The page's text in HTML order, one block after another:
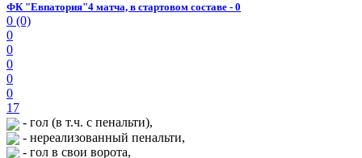
ФК "Евпатория"4 матча, в стартовом составе - 0
0 (0)
0
0
0
0
0
17
- гол (в т.ч. с пенальти),
- нереализованный пенальти,
- гол в свои ворота,